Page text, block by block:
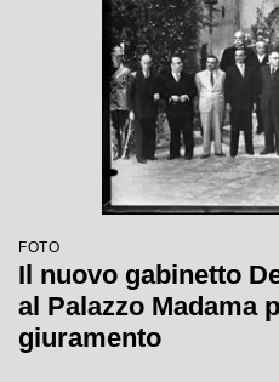
FOTO
Il nuovo gabinetto
al Palazzo Madama
giuramento